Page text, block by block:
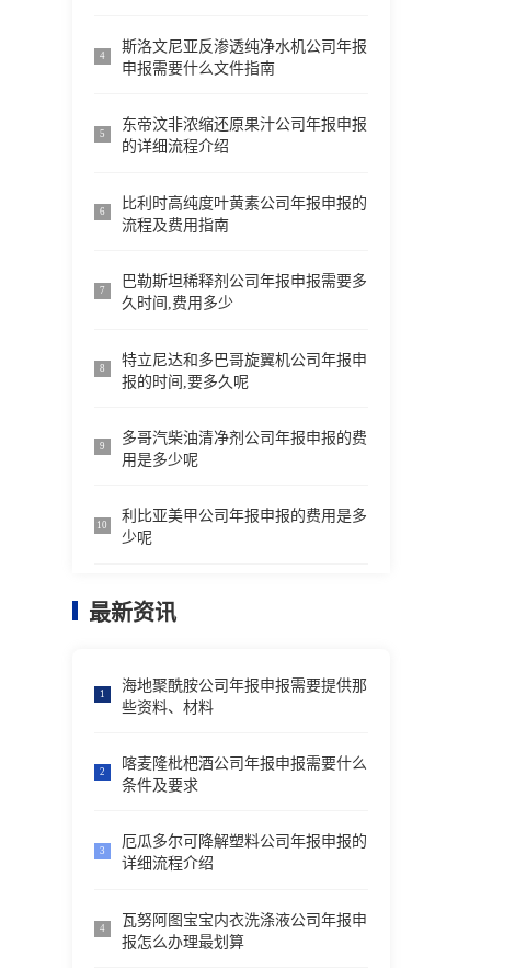
4
斯洛文尼亚反渗透纯净水机公司年报
申报需要什么文件指南
5
东帝汶非浓缩还原果汁公司年报申报
的详细流程介绍
6
比利时高纯度叶黄素公司年报申报的
流程及费用指南
7
巴勒斯坦稀释剂公司年报申报需要多
久时间,费用多少
8
特立尼达和多巴哥旋翼机公司年报申
报的时间,要多久呢
9
多哥汽柴油清净剂公司年报申报的费
用是多少呢
10
利比亚美甲公司年报申报的费用是多
少呢
最新资讯
1
海地聚酰胺公司年报申报需要提供那
些资料、材料
2
喀麦隆枇杷酒公司年报申报需要什么
条件及要求
3
厄瓜多尔可降解塑料公司年报申报的
详细流程介绍
4
瓦努阿图宝宝内衣洗涤液公司年报申
报怎么办理最划算